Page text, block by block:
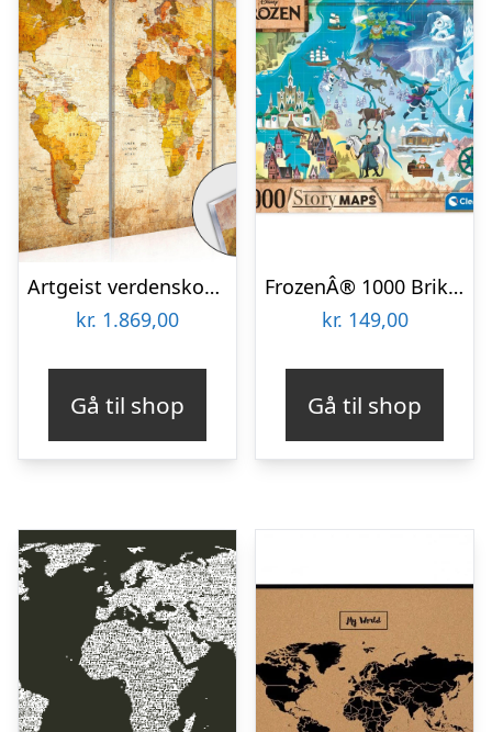
Artgeist verdenskort – Antique Journeys plexiglas billede, 3-delt – flere størrelser 120×80
kr. 1.869,00
Gå til shop
FrozenÂ® 1000 Brikker Verdenskort Puslespil
kr. 149,00
Gå til shop